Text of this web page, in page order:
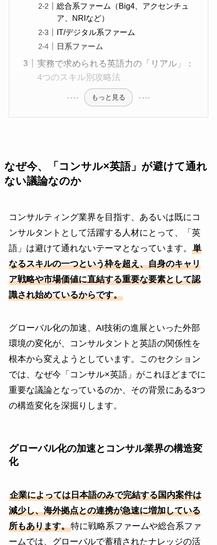
総合系ファーム（Big4、アクセンチュ
ア、NRIなど）
IT/デジタル系ファーム
日系ファーム
実務で求められる英語力の「リアル」：
4つのスキル別攻略法
もっと見る
なぜ今、「コンサル×英語」が避けて通れ
ない議論なのか
コンサルティング業界を目指す、あるいは既にコ
ンサルタントとして活躍する人材にとって、「英
語」は避けて通れないテーマとなっています。 単
なるスキルの一つという枠を超え、自身のキャリ
ア戦略や市場価値に直結する重要な要素として認
識され始めているからです。
グローバル化の加速、AI技術の進展といった外部
環境の変化が、コンサルタントと英語の関係性を
根本から変えようとしています。このセクション
では、なぜ今「コンサル×英語」がこれほどまでに
重要な議論となっているのか、その背景にある3つ
の構造変化を深掘りします。
グローバル化の加速とコンサル業界の構造変
化
企業によっては日本語のみで完結する国内案件は
減少し、海外拠点との連携が急速に増加している
所もあります。特に戦略系ファームや総合系ファ
ームでは、グローバルで蓄積されたナレッジの活